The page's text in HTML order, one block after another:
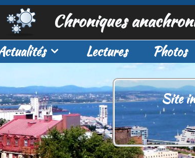
Chroniques
Lectures Photos
Site